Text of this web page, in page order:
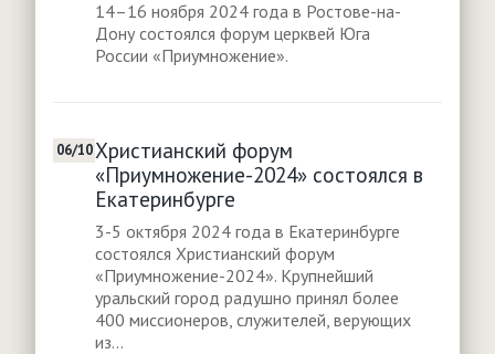
14–16 ноября 2024 года в Ростове-на-
Дону состоялся форум церквей Юга
России «Приумножение».
06/10 Христианский форум
«Приумножение-2024» состоялся в
Екатеринбурге
3-5 октября 2024 года в Екатеринбурге
состоялся Христианский форум
«Приумножение-2024». Крупнейший
уральский город радушно принял более
400 миссионеров, служителей, верующих
из...